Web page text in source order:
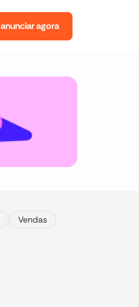
anunciar agora
Vendas